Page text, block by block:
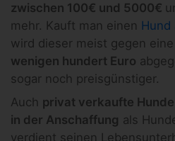
zwischen 100€ und 5000€
mehr. Kauft man einen Hund
wird dieser meist gegen eine
wenigen hundert Euro
sogar noch preisgünstiger.
Auch privat verkaufte Hunde
in der Anschaffung als
verdient seinen